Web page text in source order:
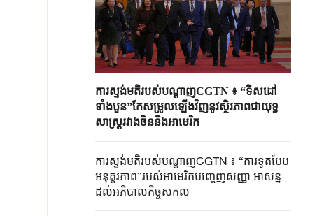
ការស្ទង់មតិរបស់បណ្តាញCGTN ៖ “ទិសដៅ
ទាំងបួន”កែសម្រូលឡើងវិញនូវស្ថិរភាពជាយុទ្ធ
សាស្ត្ររវាងចិននិងអាមេរិក
ការស្ទង់មតិរបស់បណ្តាញCGTN ៖ “ការទូតបែប
អនុត្តរភាព”របស់អាមេរិកបញ្ចេញសញ្ញា អាសន្ន
ដល់អភិបាលកិច្ចសកល